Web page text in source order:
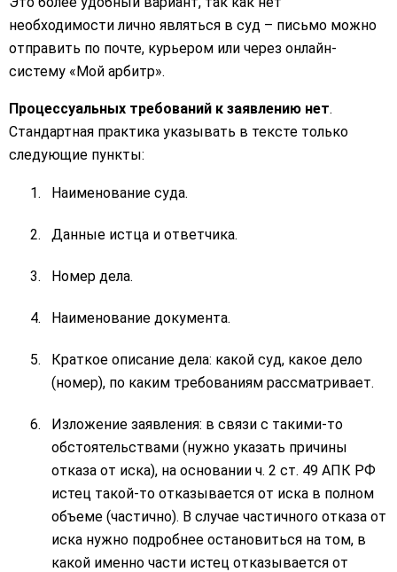
необходимости лично являться в суд – письмо можно
отправить по почте, курьером или через онлайн-
систему «Мой арбитр».
Процессуальных требований к заявлению нет.
Стандартная практика указывать в тексте только
следующие пункты:
Наименование суда.
Данные истца и ответчика.
Номер дела.
Наименование документа.
Краткое описание дела: какой суд, какое дело
(номер), по каким требованиям рассматривает.
Изложение заявления: в связи с такими-то
обстоятельствами (нужно указать причины
отказа от иска), на основании ч. 2 ст. 49 АПК РФ
истец такой-то отказывается от иска в полном
объеме (частично). В случае частичного отказа от
иска нужно подробнее остановиться на том, в
какой именно части истец отказывается от